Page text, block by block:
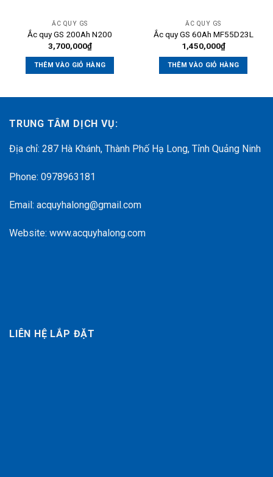
ẮC QUY GS
Ắc quy GS 200Ah N200
3,700,000₫
THÊM VÀO GIỎ HÀNG
ẮC QUY GS
Ắc quy GS 60Ah MF55D23L
1,450,000₫
THÊM VÀO GIỎ HÀNG
TRUNG TÂM DỊCH VỤ:
Địa chỉ: 287 Hà Khánh, Thành Phố Hạ Long, Tỉnh Quảng Ninh
Phone: 0978963181
Email: acquyhalong@gmail.com
Website: www.acquyhalong.com
LIÊN HỆ LẮP ĐẶT